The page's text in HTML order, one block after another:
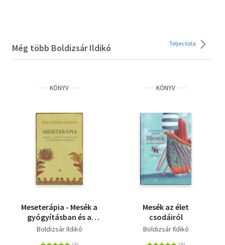
Még több Boldizsár Ildikó Teljes lista
KÖNYV
Meseterápia - Mesék a
gyógyításban és a
mindennapokban
Boldizsár Ildikó
KÖNYV
Mesék az élet
csodáiról
Boldizsár Ildikó